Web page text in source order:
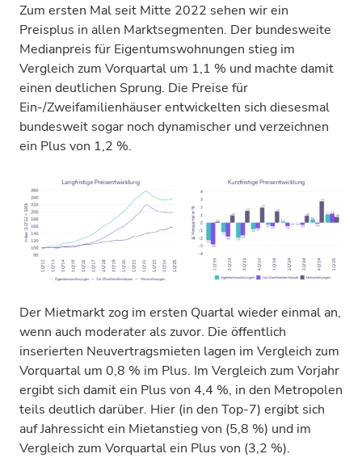
Zum ersten Mal seit Mitte 2022 sehen wir ein
Preisplus in allen Marktsegmenten. Der bundesweite
Medianpreis für Eigentumswohnungen stieg im
Vergleich zum Vorquartal um 1,1 % und machte damit
einen deutlichen Sprung. Die Preise für
Ein-/Zweifamilienhäuser entwickelten sich diesesmal
bundesweit sogar noch dynamischer und verzeichnen
ein Plus von 1,2 %.
Der Mietmarkt zog im ersten Quartal wieder einmal an,
wenn auch moderater als zuvor. Die öffentlich
inserierten Neuvertragsmieten lagen im Vergleich zum
Vorquartal um 0,8 % im Plus. Im Vergleich zum Vorjahr
ergibt sich damit ein Plus von 4,4 %, in den Metropolen
teils deutlich darüber. Hier (in den Top-7) ergibt sich
auf Jahressicht ein Mietanstieg von (5,8 %) und im
Vergleich zum Vorquartal ein Plus von (3,2 %).